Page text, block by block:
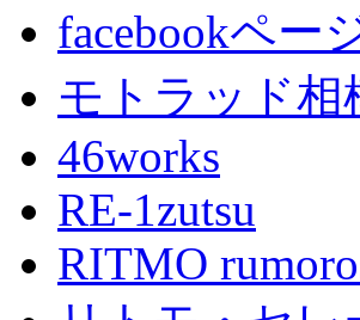
facebookペー
モトラッド相
46works
RE-1zutsu
RITMO